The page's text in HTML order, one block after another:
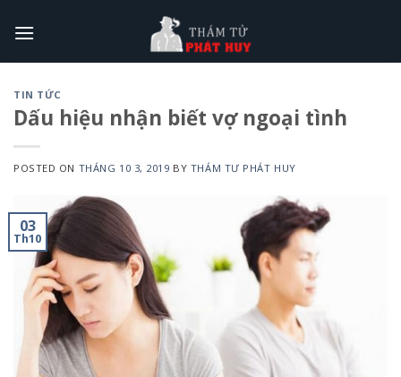
TIN TỨC
Dấu hiệu nhận biết vợ ngoại tình
POSTED ON THÁNG 10 3, 2019 BY THÁM TƯ PHÁT HUY
03
Th10